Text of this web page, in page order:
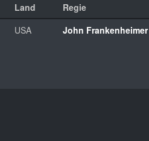
Land Regie
USA John Frankenheimer